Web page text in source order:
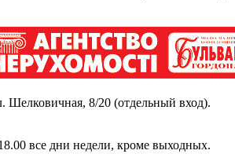
Шелковичная, 8/20 (отдельный вход).
все дни недели, кроме выходных.